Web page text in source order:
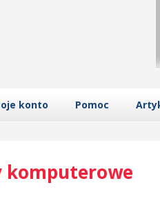
konto Pomoc
komputerowe